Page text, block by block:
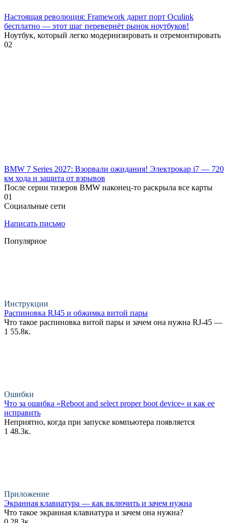
Настоящая революция: Framework дарит порт Oculink
бесплатно — этот шаг перевернёт рынок ноутбуков!
Ноутбук, который легко модернизировать и отремонтировать
02
BMW 7 Series 2027: Взорвали ожидания! Электрокар i7 — 720
км хода и защита от взрывов
После серии тизеров BMW наконец-то раскрыла все карты
01
Социальные сети
Написать письмо
Популярное
Инструкции
Распиновка RJ45 и обжимка витой пары
Что такое распиновка витой пары и зачем она нужна RJ-45 —
1 55.8к.
Ошибки
Что за ошибка «Reboot and select proper boot device» и как ее
исправить
Неприятно, когда при запуске компьютера появляется
1 48.3к.
Приложение
Экранная клавиатура — как включить и зачем нужна
Что такое экранная клавиатура и зачем она нужна?